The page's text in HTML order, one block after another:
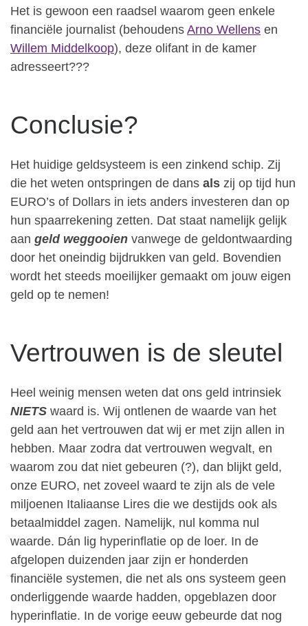
Het is gewoon een raadsel waarom geen enkele
financiële journalist (behoudens Arno Wellens en
Willem Middelkoop), deze olifant in de kamer
adresseert???
Conclusie?
Het huidige geldsysteem is een zinkend schip. Zij
die het weten ontspringen de dans als zij op tijd hun
EURO’s of Dollars in iets anders investeren dan op
hun spaarrekening zetten. Dat staat namelijk gelijk
aan geld weggooien vanwege de geldontwaarding
door het oneindig bijdrukken van geld. Bovendien
wordt het steeds moeilijker gemaakt om jouw eigen
geld op te nemen!
Vertrouwen is de sleutel
Heel weinig mensen weten dat ons geld intrinsiek
NIETS waard is. Wij ontlenen de waarde van het
geld aan het vertrouwen dat wij er met zijn allen in
hebben. Maar zodra dat vertrouwen wegvalt, en
waarom zou dat niet gebeuren (?), dan blijkt geld,
onze EURO, net zoveel waard te zijn als de vele
miljoenen Italiaanse Lires die we destijds ook als
betaalmiddel zagen. Namelijk, nul komma nul
waarde. Dán lig hyperinflatie op de loer. In de
afgelopen duizenden jaar zijn er honderden
financiële systemen, die net als ons systeem geen
onderliggende waarde hadden, opgeblazen door
hyperinflatie. In de vorige eeuw gebeurde dat nog